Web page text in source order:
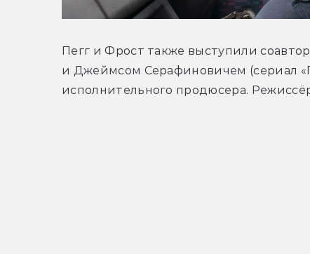
Пегг и Фрост также выступили
и Джеймсом Серафиновичем (сериал
исполнительного продюсера.